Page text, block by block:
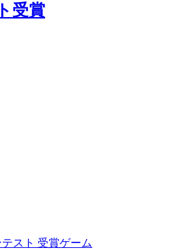
受賞
スト 受賞ゲーム